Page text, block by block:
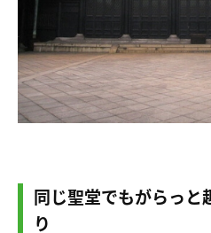
同じ聖堂でもがらっと
り